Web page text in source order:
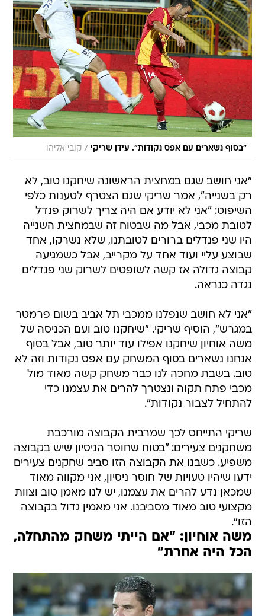
"בסוף נשארים עם אפס נקודות". עידן שריקי / קובי אליהו
"אני חושב שגם במחצית הראשונה שיחקנו טוב, לא
רק בשנייה", אמר שריקי שגם הצטרף לטענות כלפי
השיפוט: "אני לא יודע אם היה צריך לשרוק פנדל
לטובת מכבי, אבל מה שבטוח זה שבמחצית השנייה
היו שני פנדלים ברורים לטובתנו, שלא נשרקו, אחד
שבוצע עליי ועוד אחד על מקרייב, אבל כשמגיעה
קבוצה גדולה אז קשה לשופטים לשרוק שני פנדלים
נגדה כנראה.
"אני לא חושב שנפלנו ממכבי תל אביב בשום פרמטר
במגרש", הוסיף שריקי. "שיחקנו טוב ועם הכניסה של
משה אוחיון שיחקנו אפילו עוד יותר טוב, אבל בסוף
אנחנו נשארים בסוף המשחק עם אפס נקודות וזה לא
טוב. בשבת מחכה לנו כבר משחק קשה מאוד מול
מכבי פתח תקוה ונצטרך להרים את עצמנו כדי
להתחיל לצבור נקודות".
שריקי התייחס לכך שמרבית הקבוצה מורכבת
משחקנים צעירים: "בטוח שחוסר הניסיון שיש בקבוצה
משפיע. כשבנו את הקבוצה הזו סביב שחקנים צעירים
ידעו שיהיו טעויות של חוסר ניסיון, אני מקווה מאוד
שמכאן נדע להרים את עצמנו, יש לנו מאמן טוב וצוות
מקצועי טוב מאוד מסביבנו. אני מאמין גדול בקבוצה
הזו".
משה אוחיון: "אם הייתי משחק מהתחלה,
הכל היה אחרת"